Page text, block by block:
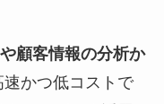
顧客情報の分析か
速かつ低コストで